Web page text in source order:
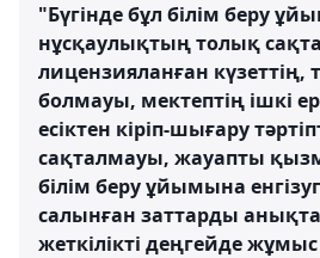
"Бүгінде бұл білім беру
нұсқаулықтың толық
лицензияланған күзеттің,
болмауы, мектептің ішкі
есіктен кіріп-шығару
сақталмауы, жауапты
білім беру ұйымына
салынған заттарды
жеткілікті деңгейде